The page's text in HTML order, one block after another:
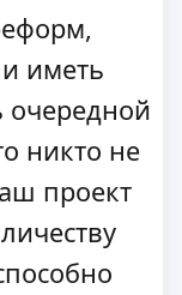
иметь
очередной
никто не
проект